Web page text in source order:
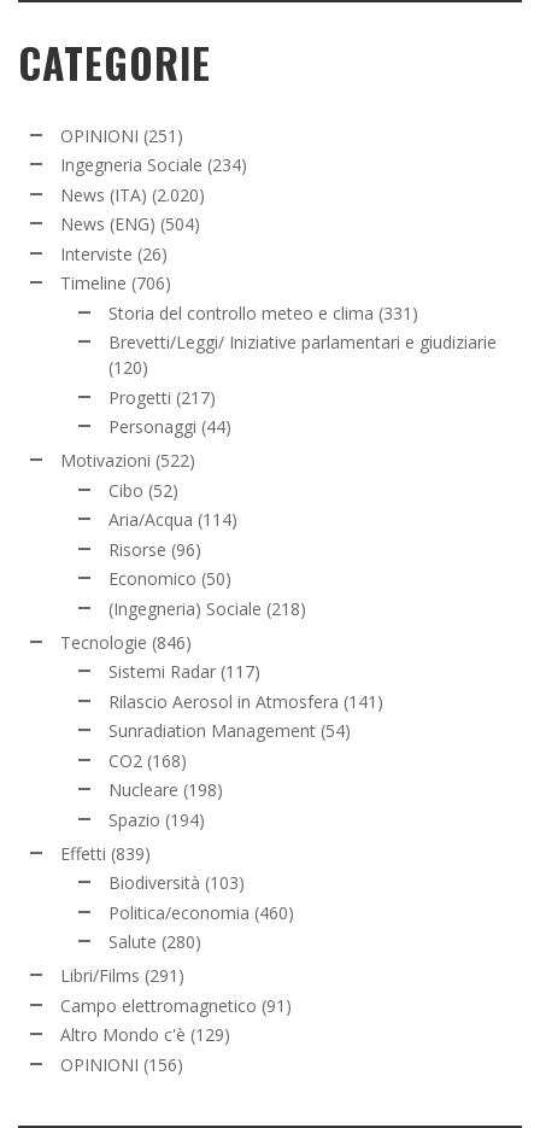
CATEGORIE
OPINIONI (251)
Ingegneria Sociale (234)
News (ITA) (2.020)
News (ENG) (504)
Interviste (26)
Timeline (706)
Storia del controllo meteo e clima (331)
Brevetti/Leggi/ Iniziative parlamentari e giudiziarie
(120)
Progetti (217)
Personaggi (44)
Motivazioni (522)
Cibo (52)
Aria/Acqua (114)
Risorse (96)
Economico (50)
(Ingegneria) Sociale (218)
Tecnologie (846)
Sistemi Radar (117)
Rilascio Aerosol in Atmosfera (141)
Sunradiation Management (54)
CO2 (168)
Nucleare (198)
Spazio (194)
Effetti (839)
Biodiversità (103)
Politica/economia (460)
Salute (280)
Libri/Films (291)
Campo elettromagnetico (91)
Altro Mondo c'è (129)
OPINIONI (156)